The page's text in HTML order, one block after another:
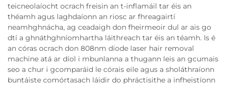
teicneolaíocht ocrach freisin an t-inflamáil tar éis an
théamh agus laghdaíonn an riosc ar fhreagairtí
neamhghnácha, ag ceadaigh don fheirmeoir dul ar ais go
dtí a ghnáthghníomhartha láithreach tar éis an téamh. Is é
an córas ocrach don 808nm diode laser hair removal
machine atá ar díol i mbunlanna a thugann leis an gcumais
seo a chur i gcomparáid le córais eile agus a sholáthraíonn
buntáiste comórtasach láidir do phráctisithe a infheistíonn